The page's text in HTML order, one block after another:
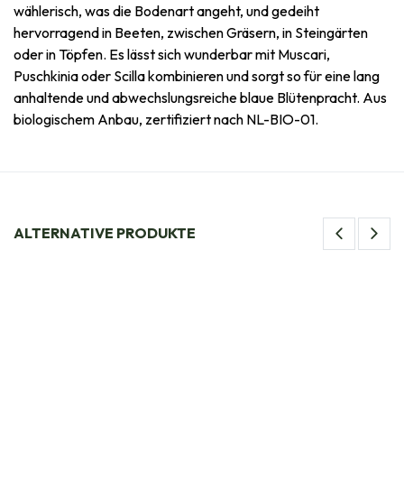
wählerisch, was die Bodenart angeht, und gedeiht
hervorragend in Beeten, zwischen Gräsern, in Steingärten
oder in Töpfen. Es lässt sich wunderbar mit Muscari,
Puschkinia oder Scilla kombinieren und sorgt so für eine lang
anhaltende und abwechslungsreiche blaue Blütenpracht. Aus
biologischem Anbau, zertifiziert nach NL-BIO-01.
ALTERNATIVE PRODUKTE